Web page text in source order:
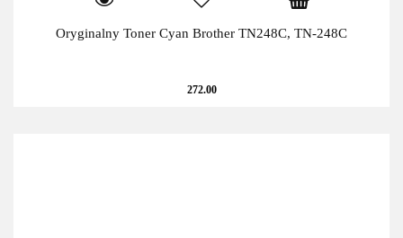
Oryginalny Toner Cyan Brother TN248C, TN-248C
272.00